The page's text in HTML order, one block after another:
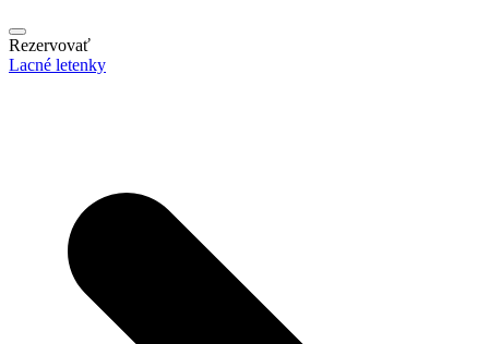
Rezervovať
Lacné letenky